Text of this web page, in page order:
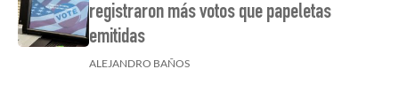
registraron más votos que papeletas
emitidas
ALEJANDRO BAÑOS